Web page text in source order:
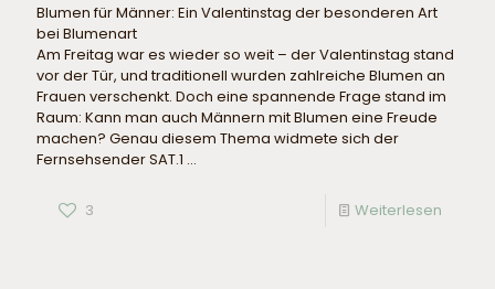
Blumen für Männer: Ein Valentinstag der besonderen Art
bei Blumenart
Am Freitag war es wieder so weit – der Valentinstag stand
vor der Tür, und traditionell wurden zahlreiche Blumen an
Frauen verschenkt. Doch eine spannende Frage stand im
Raum: Kann man auch Männern mit Blumen eine Freude
machen? Genau diesem Thema widmete sich der
Fernsehsender SAT.1 ...
3 Weiterlesen